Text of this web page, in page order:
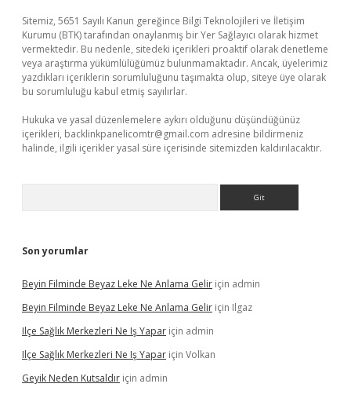
Sitemiz, 5651 Sayılı Kanun gereğince Bilgi Teknolojileri ve İletişim
Kurumu (BTK) tarafından onaylanmış bir Yer Sağlayıcı olarak hizmet
vermektedir. Bu nedenle, sitedeki içerikleri proaktif olarak denetleme
veya araştırma yükümlülüğümüz bulunmamaktadır. Ancak, üyelerimiz
yazdıkları içeriklerin sorumluluğunu taşımakta olup, siteye üye olarak
bu sorumluluğu kabul etmiş sayılırlar.
Hukuka ve yasal düzenlemelere aykırı olduğunu düşündüğünüz
içerikleri, backlinkpanelicomtr@gmail.com adresine bildirmeniz
halinde, ilgili içerikler yasal süre içerisinde sitemizden kaldırılacaktır.
Son yorumlar
Beyin Filminde Beyaz Leke Ne Anlama Gelir için admin
Beyin Filminde Beyaz Leke Ne Anlama Gelir için Ilgaz
Ilçe Sağlık Merkezleri Ne Iş Yapar için admin
Ilçe Sağlık Merkezleri Ne Iş Yapar için Volkan
Geyik Neden Kutsaldır için admin